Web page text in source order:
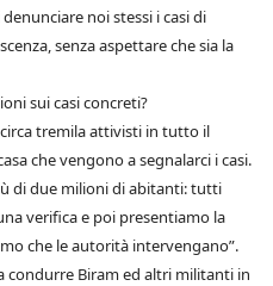
noi stessi i casi di
senza aspettare che sia la
sui casi concreti?
circa tremila attivisti in tutto il
che vengono a segnalarci i casi.
di due milioni di abitanti: tutti
verifica e poi presentiamo la
che le autorità intervengano”.
condurre Biram ed altri militanti in